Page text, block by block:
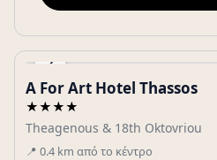
‹
Gallery
A For Art Hotel Thassos
★★★★
Theagenous & 18th Oktovriou
📍 0.4 km από το κέντρο